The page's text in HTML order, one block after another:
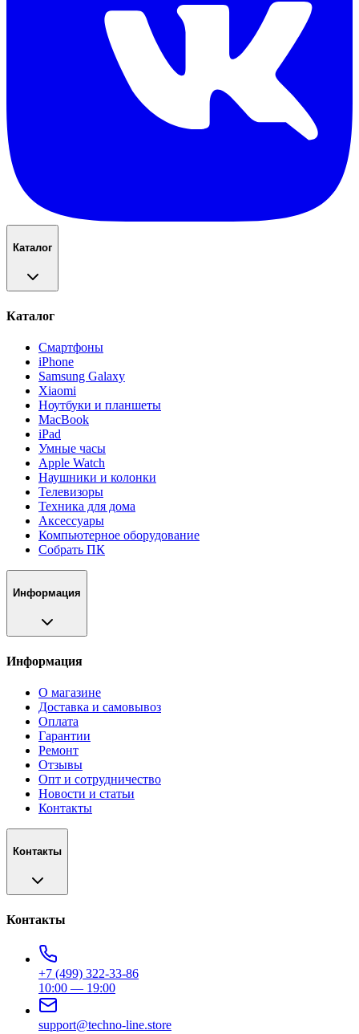
Каталог
Каталог
Смартфоны
iPhone
Samsung Galaxy
Xiaomi
Ноутбуки и планшеты
MacBook
iPad
Умные часы
Apple Watch
Наушники и колонки
Телевизоры
Техника для дома
Аксессуары
Компьютерное оборудование
Собрать ПК
Информация
Информация
О магазине
Доставка и самовывоз
Оплата
Гарантии
Ремонт
Отзывы
Опт и сотрудничество
Новости и статьи
Контакты
Контакты
Контакты
+7 (499) 322-33-86
10:00 — 19:00
support@techno-line.store